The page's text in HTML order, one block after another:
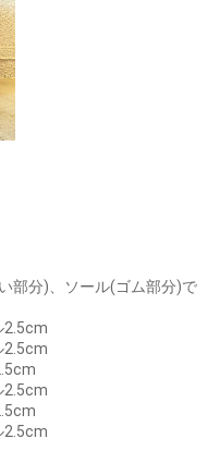
部分)、ソール(ゴム部分)で
2.5cm
2.5cm
2.5cm
2.5cm